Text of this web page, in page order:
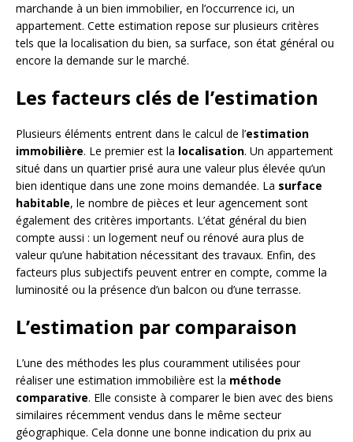
marchande à un bien immobilier, en l’occurrence ici, un
appartement. Cette estimation repose sur plusieurs critères
tels que la localisation du bien, sa surface, son état général ou
encore la demande sur le marché.
Les facteurs clés de l’estimation
Plusieurs éléments entrent dans le calcul de l’estimation
immobilière. Le premier est la localisation. Un appartement
situé dans un quartier prisé aura une valeur plus élevée qu’un
bien identique dans une zone moins demandée. La surface
habitable, le nombre de pièces et leur agencement sont
également des critères importants. L’état général du bien
compte aussi : un logement neuf ou rénové aura plus de
valeur qu’une habitation nécessitant des travaux. Enfin, des
facteurs plus subjectifs peuvent entrer en compte, comme la
luminosité ou la présence d’un balcon ou d’une terrasse.
L’estimation par comparaison
L’une des méthodes les plus couramment utilisées pour
réaliser une estimation immobilière est la méthode
comparative. Elle consiste à comparer le bien avec des biens
similaires récemment vendus dans le même secteur
géographique. Cela donne une bonne indication du prix au